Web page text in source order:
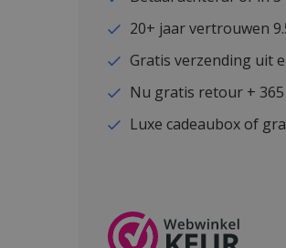
20+ jaar vertrouwen 9.5/
Gratis verzending uit
Nu gratis retour +
Luxe cadeaubox of